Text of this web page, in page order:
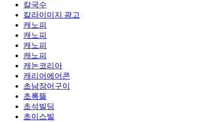
칼국수
칼라이미지 광고
캐노피
캐노피
캐노피
캐노피
캐논코리아
캐리어에어콘
초남장어구이
초록뜰
초석빌딩
초이스빌